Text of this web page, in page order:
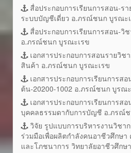
สื่อประกอบการเรียนการสอน-
ระบบบัญชีเดี่ยว อ.ภรณ์ชนก บูรณะ
สื่อประกอบการเรียนการสอน-
อ.ภรณ์ชนก บูรณะเรข
เอกสารประกอบการสอนรายวิ
สินค้า อ.ภรณ์ชนก บูรณะเรข
เอกสารประกอบการเรียนการส
ต้น-20200-1002 อ.ภรณ์ชนก บูรณ
เอกสารประกอบการเรียนการส
บุคคลธรรมดากับการบัญชี อ.ภรณ์
วิจัย รูปแบบการบริหารงานวิชา
ร่วมมือเพื่อผลิตกำลังคนอาชีวศึกษ
และโภชนาการ วิทยาลัยอาชีวศึกษ